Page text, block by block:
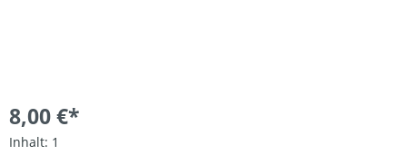
8,00 €*
Inhalt: 1